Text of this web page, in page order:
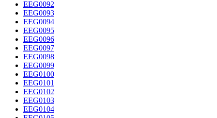
EEG0092
EEG0093
EEG0094
EEG0095
EEG0096
EEG0097
EEG0098
EEG0099
EEG0100
EEG0101
EEG0102
EEG0103
EEG0104